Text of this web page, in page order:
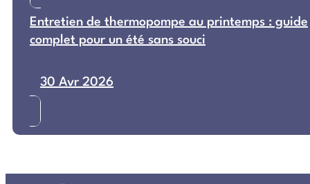
Entretien de thermopompe au printemps : guide
complet pour un été sans souci
30 Avr 2026